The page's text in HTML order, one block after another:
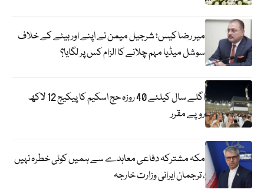
میر رضا کیس؛ شرجیل میمن نے اپنے اور بیٹے کے خلاف
سوشل میڈیا مہم چلانے کا الزام کس پر لگایا؟
اگلے سال کیلئے 40 روزہ حج اسکیم کا پیکیج 12 لاکھ
روپے مقرر
مکہ مشترکہ دفاعی معاہدے سے ہمیں کوئی خطرہ نہیں
، ترجمان ایرانی وزارت خارجہ